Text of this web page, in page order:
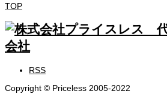
TOP
RSS
Copyright © Priceless 2005-2022